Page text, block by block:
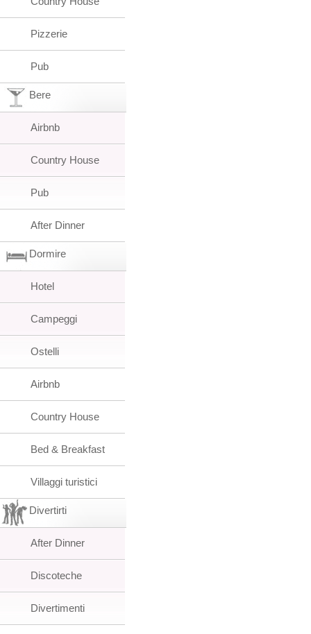
Pizzerie
Pub
Bere
Airbnb
Country House
Pub
After Dinner
Dormire
Hotel
Campeggi
Ostelli
Airbnb
Country House
Bed & Breakfast
Villaggi turistici
Divertirti
After Dinner
Discoteche
Divertimenti